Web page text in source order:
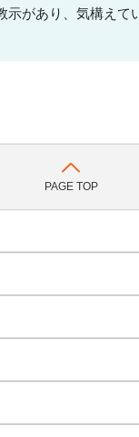
示があり、気構えて
PAGE TOP